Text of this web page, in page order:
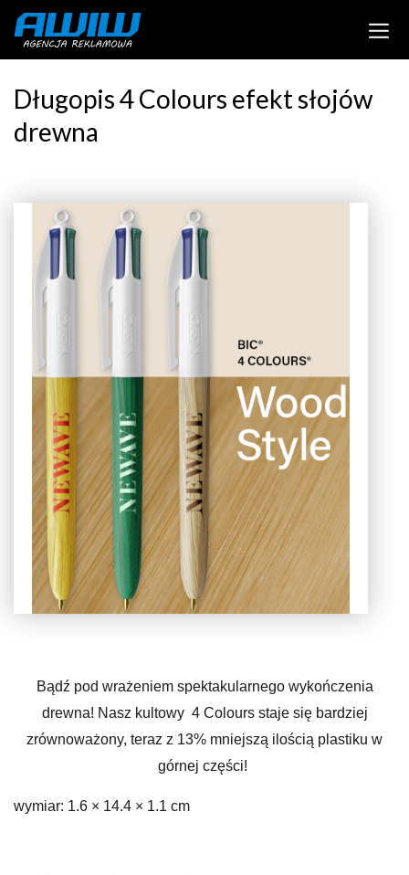
Długopis 4 Colours efekt słojów
drewna
Bądź pod wrażeniem spektakularnego wykończenia
drewna! Nasz kultowy 4 Colours staje się bardziej
zrównoważony, teraz z 13% mniejszą ilością plastiku w
górnej części!
wymiar: 1.6 × 14.4 × 1.1 cm